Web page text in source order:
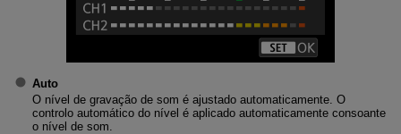
Auto
O nível de gravação de som é ajustado automaticamente. O
controlo automático do nível é aplicado automaticamente consoante
o nível de som.